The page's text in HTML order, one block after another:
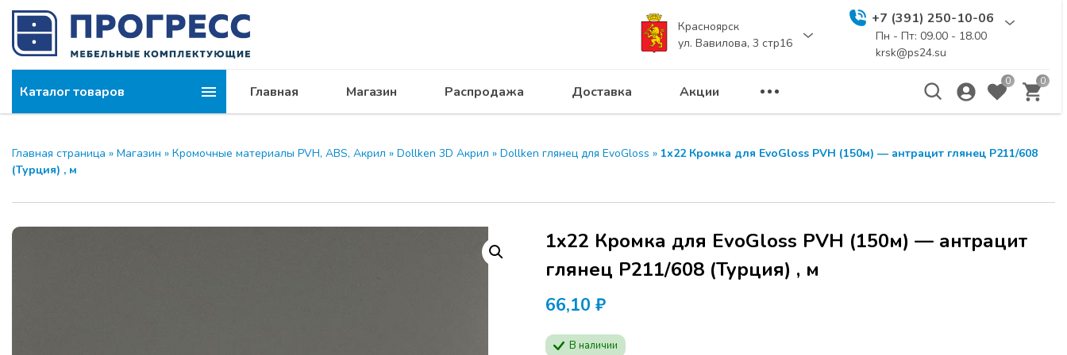
Красноярск
ул. Вавилова, 3 стр16
+7 (391) 250-10-06
Пн - Пт: 09.00 - 18.00
krsk@ps24.su
Каталог товаров Главная Магазин Распродажа Доставка Акции
0 0
Главная страница » Магазин » Кромочные материалы PVH, ABS, Акрил » Dollken 3D Акрил » Dollken глянец для EvoGloss » 1х22 Кромка для EvoGloss PVH (150м) — антрацит глянец Р211/608
(Турция) , м
1х22 Кромка для EvoGloss PVH (150м) — антрацит
глянец Р211/608 (Турция) , м
66,10 ₽
В наличии